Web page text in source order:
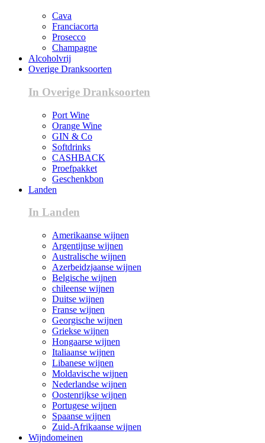
Cava
Franciacorta
Prosecco
Champagne
Alcoholvrij
Overige Dranksoorten
In Overige Dranksoorten
Port Wine
Orange Wine
GIN & Co
Softdrinks
CASHBACK
Proefpakket
Geschenkbon
Landen
In Landen
Amerikaanse wijnen
Argentijnse wijnen
Australische wijnen
Azerbeidzjaanse wijnen
Belgische wijnen
chileense wijnen
Duitse wijnen
Franse wijnen
Georgische wijnen
Griekse wijnen
Hongaarse wijnen
Italiaanse wijnen
Libanese wijnen
Moldavische wijnen
Nederlandse wijnen
Oostenrijkse wijnen
Portugese wijnen
Spaanse wijnen
Zuid-Afrikaanse wijnen
Wijndomeinen